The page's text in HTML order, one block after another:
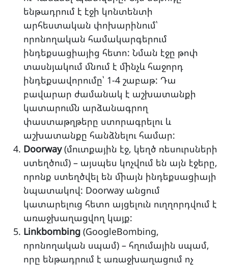
ենթադրում է էջի կոնտենտի
արհեստական փոխարինում՝
որոնողական համակարգերում
ինդեքսացիայից հետո: Նման էջը թոփ
տասնյակում մնում է մինչև հաջորդ
ինդեքսավորումը՝ 1-4 շաբաթ: Դա
բավարար ժամանակ է աշխատանքի
կատարումն արձանագրող
փաստաթղթերը ստորագրելու և
աշխատանքը հանձնելու համար:
Doorway(մուտքային էջ, կեղծ ռեսուրսների
ստեղծում) – այսպես կոչվում են այն էջերը,
որոնք ստեղծվել են միայն ինդեքսացիայի
նպատակով: Doorway անցում
կատարելուց հետո այցելուն ուղղորդվում է
առաջխաղացվող կայք:
Linkbombing(GoogleBombing,
որոնողական սպամ) – հղումային սպամ,
որը ենթադրում է առաջխաղացում ոչ